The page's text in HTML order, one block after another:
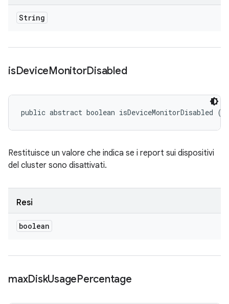
String
isDeviceMonitorDisabled
public abstract boolean isDeviceMonitorDisabled ()
Restituisce un valore che indica se i report sui dispositivi
del cluster sono disattivati.
Resi
boolean
maxDiskUsagePercentage